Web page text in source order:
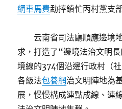
網車馬費勐捧鎮忙丙村黨支
云南省司法廳順應邊境
求，打造了“邊境法治文明
境線的374個沿邊行政村（
各級法包養網治文明陣地為
展，慢慢構成連點成線、連